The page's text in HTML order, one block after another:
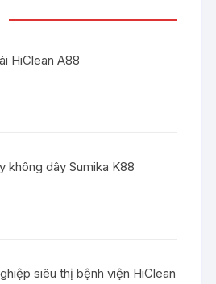
HiClean A88
không dây Sumika K88
siêu thị bệnh viện HiClean